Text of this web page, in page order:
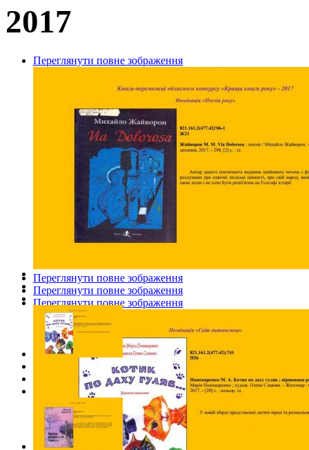
2017
Переглянути повне зображення
Переглянути повне зображення
Переглянути повне зображення
Переглянути повне зображення